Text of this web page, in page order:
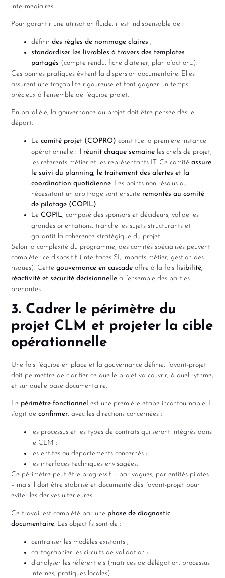
intermédiaires.
Pour garantir une utilisation fluide, il est indispensable de :
définirdes règles de nommage claires ;
standardiser les livrables à travers des templates
partagés (compte rendu, fiche d’atelier, plan d’action…).
Ces bonnes pratiques évitent la dispersion documentaire. Elles
assurent une traçabilité rigoureuse et font gagner un temps
précieux à l’ensemble de l’équipe projet.
En parallèle, la gouvernance du projet doit être pensée dès le
départ.
Lecomité projet (COPRO) constitue la première instance
opérationnelle : il réunit chaque semaine les chefs de projet,
les référents métier et les représentants IT. Ce comitéassure
le suivi du planning, le traitement des alertes et la
coordination quotidienne. Les points non résolus ou
nécessitant un arbitrage sont ensuite remontés au comité
de pilotage (COPIL).
LeCOPIL, composé des sponsors et décideurs, valide les
grandes orientations, tranche les sujets structurants et
garantit la cohérence stratégique du projet.
Selon la complexité du programme, des comités spécialisés peuvent
compléter ce dispositif (interfaces SI, impacts métier, gestion des
risques). Cettegouvernance en cascade offre à la fois lisibilité,
réactivité et sécurité décisionnelle à l’ensemble des parties
prenantes.
3. Cadrer le périmètre du
projet CLM et projeter la cible
opérationnelle
Une fois l’équipe en place et la gouvernance définie, l’avant-projet
doit permettre de clarifier ce que le projet va couvrir, à quel rythme,
et sur quelle base documentaire.
Le périmètre fonctionnel est une première étape incontournable. Il
s’agit deconfirmer, avec les directions concernées :
les processus et les types de contrats qui seront intégrés dans
le CLM ;
les entités ou départements concernés ;
les interfaces techniques envisagées.
Ce périmètre peut être progressif – par vagues, par entités pilotes
– mais il doit être stabilisé et documenté dès l’avant-projet pour
éviter les dérives ultérieures.
Ce travail est complété par une phase de diagnostic
documentaire. Les objectifs sont de :
centraliser les modèles existants ;
cartographier les circuits de validation ;
d’analyser les référentiels (matrices de délégation, processus
internes, pratiques locales).